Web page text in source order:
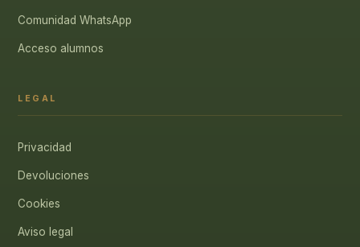
Comunidad WhatsApp
Acceso alumnos
LEGAL
Privacidad
Devoluciones
Cookies
Aviso legal